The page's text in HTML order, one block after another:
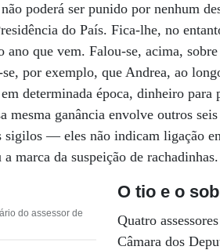
poderá ser punido por nenhum
do País. Fica-lhe, no
que vem. Falou-se, acima,
por exemplo, que Andrea, ao
determinada época, dinheiro
ganância envolve outros seis
sigilos — eles não indicam ligação
marca da suspeição de rachadinhas.
do assessor de
O tio e o
Quatro
Câmara dos